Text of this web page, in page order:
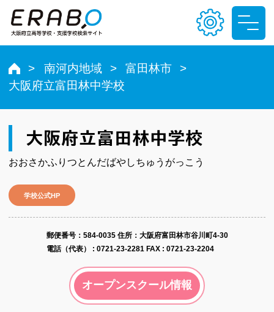
文字サイズ
南河内地域
富田林市
大阪府立富田林中学校
大阪府立富田林中学校
おおさかふりつとんだばやしちゅうがっこう
学校公式HP
郵便番号​：584-0035 住所：大阪府富田林市谷川町4-30
電話（代表） : 0721-23-2281 FAX : 0721-23-2204
オープンスクール情報